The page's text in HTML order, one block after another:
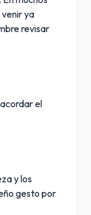
ya
revisar
el
y los
gesto por